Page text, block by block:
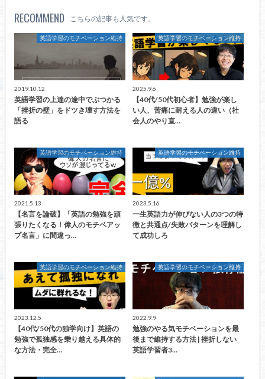
RECOMMEND こちらの記事も人気です。
英語学習のモチベーション維持
2019.10.12
英語学習の上達の途中でぶつかる
「挫折の壁」をドツき壊す方法を
語る
英語学習のモチベーション維持
2025.9.6
【40代/50代初心者】勉強が楽し
い人、苦痛に耐える人の違い（社
会人のやり直…
英語学習のモチベーション維持
2021.5.13
【名言を論破】「英語の勉強を頑
張りたくなる！偉人のモチベアッ
プ名言」に間違っ…
英語学習のモチベーション維持
2023.5.16
一生英語力が伸びない人の3つの特
徴と共通点/失敗パターンを理解し
て成功しろ
英語学習のモチベーション維持
2023.12.5
【40代/50代の独学向け】英語の
勉強で孤独感を乗り越える具体的
な方法・完全…
英語学習のモチベーション維持
2022.9.9
勉強のやる気モチベーションを最
後まで維持する方法 | 挫折しない
英語学習者3…